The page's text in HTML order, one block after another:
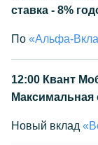
ставка - 8%
По «Альфа-
12:00 Квант
Максимальная
Новый вклад